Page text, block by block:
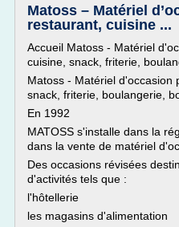
Matoss – Matériel
restaurant, cuisine ...
Accueil Matoss - Matériel
cuisine, snack, friterie,
Matoss - Matériel d'occasion
snack, friterie, boulangerie,
En 1992
MATOSS s'installe dans la
dans la vente de matériel
Des occasions révisées
d'activités tels que :
l'hôtellerie
les magasins d'alimentation